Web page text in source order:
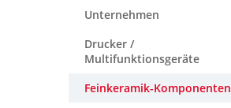
Unternehmen
Drucker /
Multifunktionsgeräte
Feinkeramik-Komponenten